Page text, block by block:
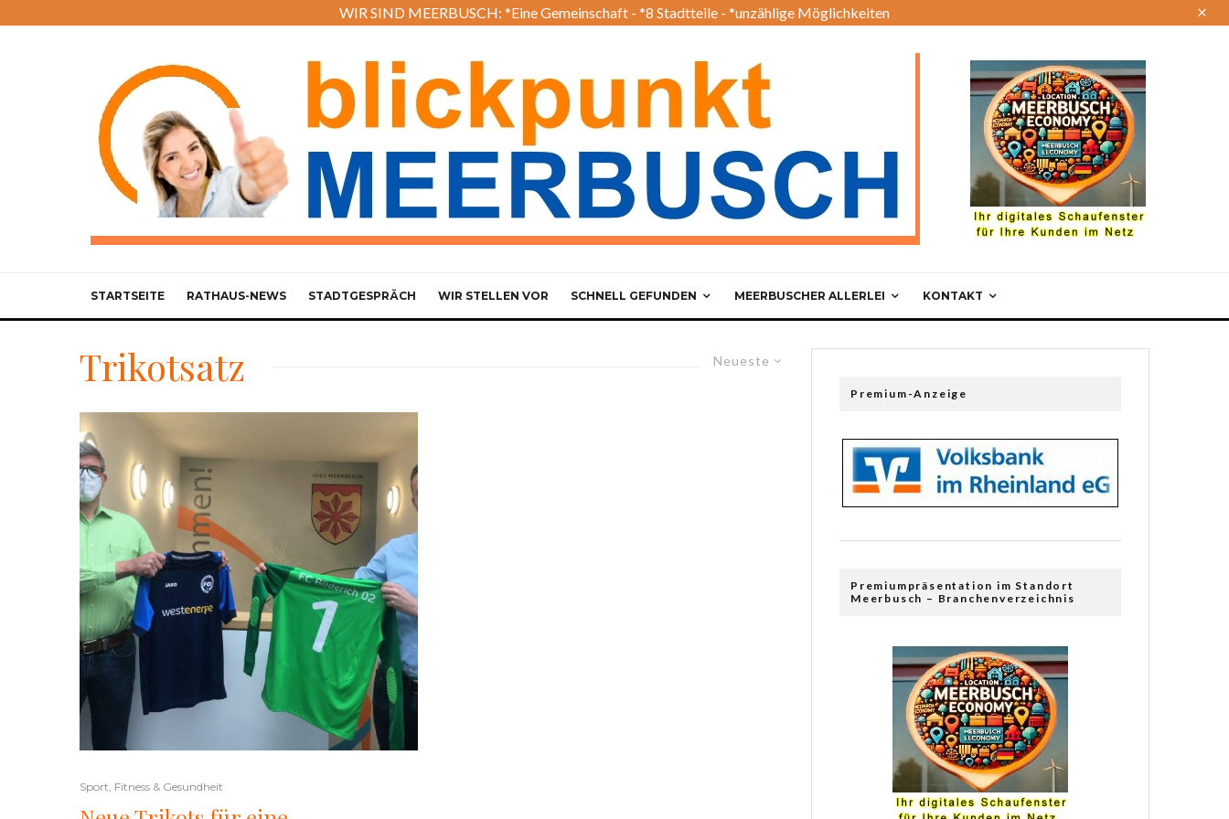
WIR SIND MEERBUSCH: *Eine Gemeinschaft - *8 Stadtteile - *unzählige Möglichkeiten
STARTSEITE RATHAUS-NEWS STADTGESPRÄCH WIR STELLEN VOR SCHNELL GEFUNDEN MEERBUSCHER ALLERLEI KONTAKT
Neueste
Trikotsatz
Sport, Fitness & Gesundheit
Premium-Anzeige
Premiumpräsentation im Standort
Meerbusch – Branchenverzeichnis